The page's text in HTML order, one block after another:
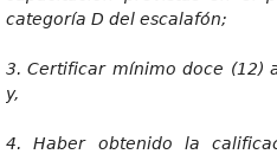
categoría D del escalafón;
3. Certificar mínimo doce (12)
y,
4. Haber obtenido la